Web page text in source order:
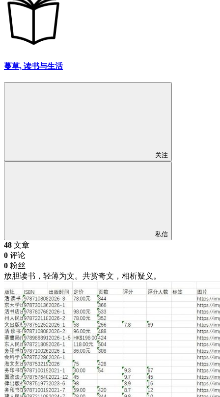
蔓草, 读书与生活
关注
私信
48 文章
0 评论
0 粉丝
放胆读书，轻薄为文。共赏奇文，相析疑义。